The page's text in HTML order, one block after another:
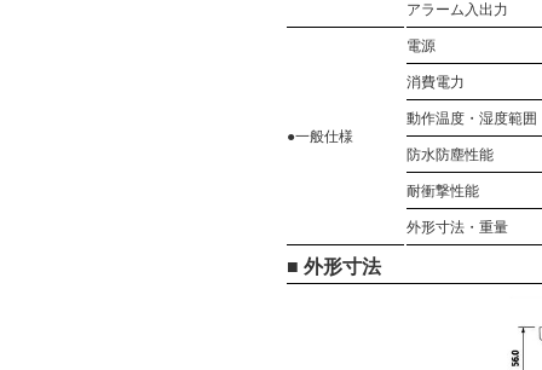
アラーム入出力
●一般仕様
電源
消費電力
動作温度・湿度範囲
防水防塵性能
耐衝撃性能
外形寸法・重量
■ 外形寸法